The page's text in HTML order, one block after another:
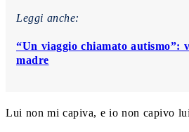
Leggi anche:
“Un viaggio chiamato autismo”:
madre
Lui non mi capiva, e io non capivo